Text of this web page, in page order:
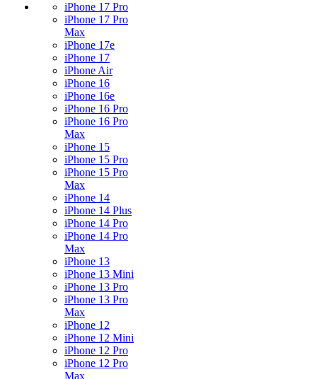
iPhone 17 Pro
iPhone 17 Pro
Max
iPhone 17e
iPhone 17
iPhone Air
iPhone 16
iPhone 16e
iPhone 16 Pro
iPhone 16 Pro
Max
iPhone 15
iPhone 15 Pro
iPhone 15 Pro
Max
iPhone 14
iPhone 14 Plus
iPhone 14 Pro
iPhone 14 Pro
Max
iPhone 13
iPhone 13 Mini
iPhone 13 Pro
iPhone 13 Pro
Max
iPhone 12
iPhone 12 Mini
iPhone 12 Pro
iPhone 12 Pro
Max